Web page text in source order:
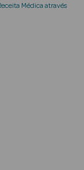
Médica através